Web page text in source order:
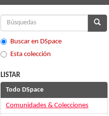
Buscar en DSpace
Esta colección
LISTAR
Todo DSpace
Comunidades & Colecciones